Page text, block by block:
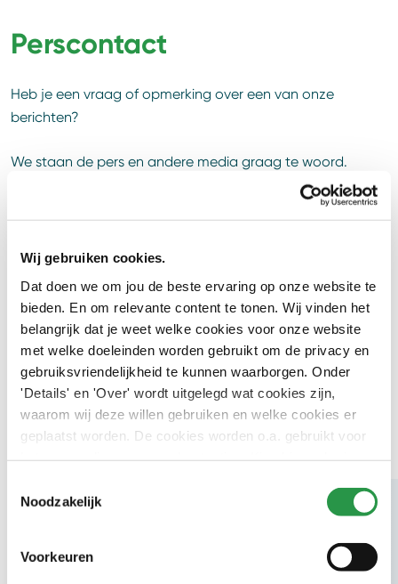
Wij gebruiken cookies.
Dat doen we om jou de beste ervaring op onze website te
bieden. En om relevante content te tonen. Wij vinden het
belangrijk dat je weet welke cookies voor onze website
met welke doeleinden worden gebruikt om de privacy en
gebruiksvriendelijkheid te kunnen waarborgen. Onder
'Details' en 'Over' wordt uitgelegd wat cookies zijn,
waarom wij deze willen gebruiken en welke cookies er
geplaatst worden. De cookies worden o.a. gebruikt voor
Noodzakelijk
Voorkeuren
Perscontact
Heb je een vraag of opmerking over een van onze
berichten?
We staan de pers en andere media graag te woord.
06-10095816
nicole.van.eijk@csu.nl
Nicole van Eijk
Woordvoerder
Blijf op de hoogte